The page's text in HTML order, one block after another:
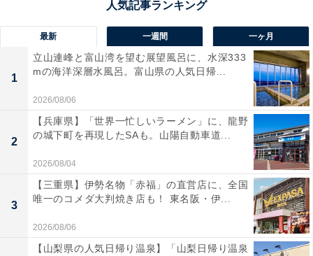
最新 一週間 一ヶ月
1
立山連峰と富山湾を望む展望風呂に、水深333
mの海洋深層水風呂。富山県の人気日帰...
2026/08/06
2
【兵庫県】「世界一忙しいラーメン」に、龍野
の城下町を再現したSAも。山陽自動車道...
2026/08/04
3
【三重県】伊勢名物「赤福」の直営店に、全国
唯一のコメダ大判焼き店も！ 東名阪・伊...
2026/08/06
【山梨県の人気日帰り温泉】「山梨日帰り温泉